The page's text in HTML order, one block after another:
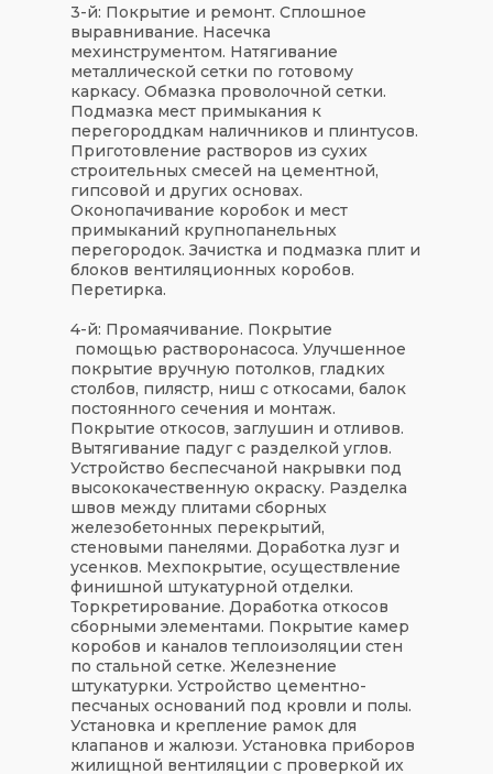
3-й: Покрытие и ремонт. Сплошное
выравнивание. Насечка
мехинструментом. Натягивание
металлической сетки по готовому
каркасу. Обмазка проволочной сетки.
Подмазка мест примыкания к
перегороддкам наличников и плинтусов.
Приготовление растворов из сухих
строительных смесей на цементной,
гипсовой и других основах.
Оконопачивание коробок и мест
примыканий крупнопанельных
перегородок. Зачистка и подмазка плит и
блоков вентиляционных коробов.
Перетирка.
4-й: Промаячивание. Покрытие
помощью растворонасоса. Улучшенное
покрытие вручную потолков, гладких
столбов, пилястр, ниш с откосами, балок
постоянного сечения и монтаж.
Покрытие откосов, заглушин и отливов.
Вытягивание падуг с разделкой углов.
Устройство беспесчаной накрывки под
высококачественную окраску. Разделка
швов между плитами сборных
железобетонных перекрытий,
стеновыми панелями. Доработка лузг и
усенков. Мехпокрытие, осуществление
финишной штукатурной отделки.
Торкретирование. Доработка откосов
сборными элементами. Покрытие камер
коробов и каналов теплоизоляции стен
по стальной сетке. Железнение
штукатурки. Устройство цементно-
песчаных оснований под кровли и полы.
Установка и крепление рамок для
клапанов и жалюзи. Установка приборов
жилищной вентиляции с проверкой их